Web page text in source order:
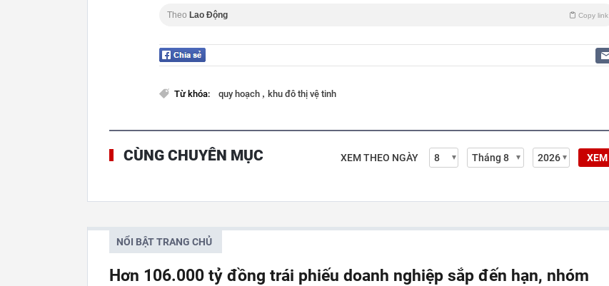
Theo Lao Động Copy link
Từ khóa: quy hoạch , khu đô thị vệ tinh
CÙNG CHUYÊN MỤC XEM THEO NGÀY XEM
NỔI BẬT TRANG CHỦ
Hơn 106.000 tỷ đồng trái phiếu doanh nghiệp sắp đến hạn, nhóm